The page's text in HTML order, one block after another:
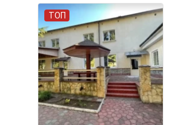
ТОП